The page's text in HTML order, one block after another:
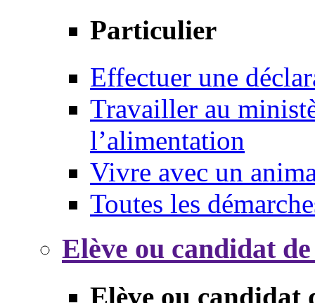
Particulier
Effectuer une
Travailler au
l’alimentation
Vivre avec un
Toutes les
Elève ou candidat
Elève ou candidat